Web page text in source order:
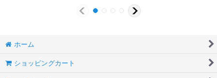
ホーム
ショッピングカート